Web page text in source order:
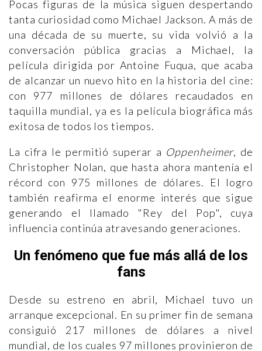
Pocas figuras de la música siguen despertando
tanta curiosidad como Michael Jackson. A más de
una década de su muerte, su vida volvió a la
conversación pública gracias a Michael, la
película dirigida por Antoine Fuqua, que acaba
de alcanzar un nuevo hito en la historia del cine:
con 977 millones de dólares recaudados en
taquilla mundial, ya es la película biográfica más
exitosa de todos los tiempos.
La cifra le permitió superar a Oppenheimer, de
Christopher Nolan, que hasta ahora mantenía el
récord con 975 millones de dólares. El logro
también reafirma el enorme interés que sigue
generando el llamado "Rey del Pop", cuya
influencia continúa atravesando generaciones.
Un fenómeno que fue más allá de los
fans
Desde su estreno en abril, Michael tuvo un
arranque excepcional. En su primer fin de semana
consiguió 217 millones de dólares a nivel
mundial, de los cuales 97 millones provinieron de